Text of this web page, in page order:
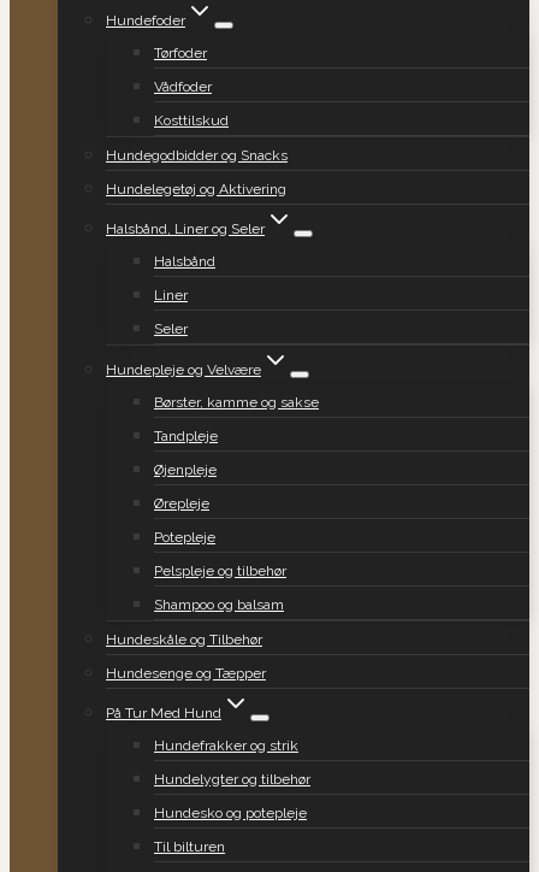
Hundefoder
Tørfoder
Vådfoder
Kosttilskud
Hundegodbidder og Snacks
Hundelegetøj og Aktivering
Halsbånd, Liner og Seler
Halsbånd
Liner
Seler
Hundepleje og Velvære
Børster, kamme og sakse
Tandpleje
Øjenpleje
Ørepleje
Potepleje
Pelspleje og tilbehør
Shampoo og balsam
Hundeskåle og Tilbehør
Hundesenge og Tæpper
På Tur Med Hund
Hundefrakker og strik
Hundelygter og tilbehør
Hundesko og potepleje
Til bilturen